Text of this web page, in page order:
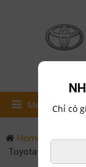
Menu
Home
News
Toyota ra mắt vios
Chỉ có